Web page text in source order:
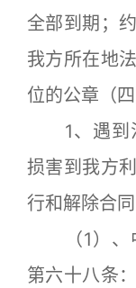
全部到期；
我方所在地
位的公章（
1、遇到
损害到我方
行和解除合
（1）、中
第六十八条